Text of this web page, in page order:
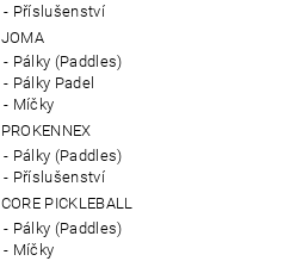
Příslušenství
JOMA
Pálky (Paddles)
Pálky Padel
Míčky
PROKENNEX
Pálky (Paddles)
Příslušenství
CORE PICKLEBALL
Pálky (Paddles)
Míčky